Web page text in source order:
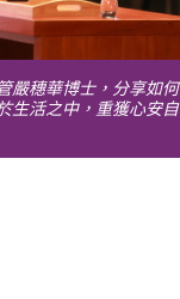
嚴穗華博士，分享如何
生活之中，重獲心安自